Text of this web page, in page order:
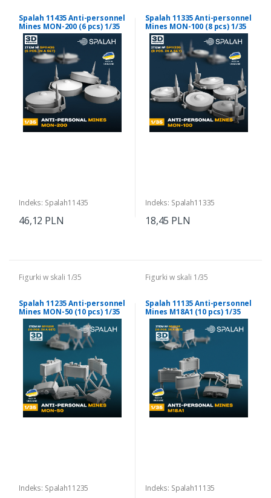
Spalah 11435 Anti-personnel
Mines MON-200 (6 pcs) 1/35
Indeks: Spalah11435
46,12 PLN
Spalah 11335 Anti-personnel
Mines MON-100 (8 pcs) 1/35
Indeks: Spalah11335
18,45 PLN
Figurki w skali 1/35
Spalah 11235 Anti-personnel
Mines MON-50 (10 pcs) 1/35
Indeks: Spalah11235
Figurki w skali 1/35
Spalah 11135 Anti-personnel
Mines M18A1 (10 pcs) 1/35
Indeks: Spalah11135